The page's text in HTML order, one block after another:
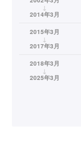
↓
2014年3月
2015年3月
↓
2017年3月
2018年3月
↓
2025年3月